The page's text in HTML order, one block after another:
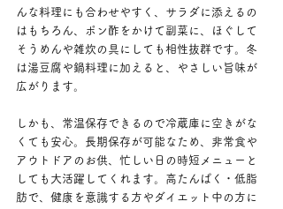
んな料理にも合わせやすく、サラダに添えるの
はもちろん、ポン酢をかけて副菜に、ほぐして
そうめんや雑炊の具にしても相性抜群です。冬
は湯豆腐や鍋料理に加えると、やさしい旨味が
広がります。
しかも、常温保存できるので冷蔵庫に空きがな
くても安心。長期保存が可能なため、非常食や
アウトドアのお供、忙しい日の時短メニューと
しても大活躍してくれます。高たんぱく・低脂
肪で、健康を意識する方やダイエット中の方に